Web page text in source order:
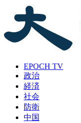
EPOCH TV
政治
経済
社会
防衛
中国